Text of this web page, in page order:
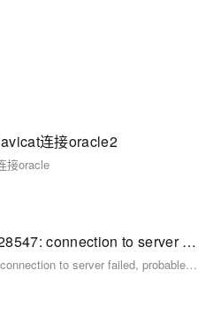
连接oracle2
接oracle
Navicat 连接Oracle ORA-28547: connection to server failed, probable Oracle Net admin error
Navicat 连接Oracle ORA-28547: connection to server failed, probable Oracle Net admin error